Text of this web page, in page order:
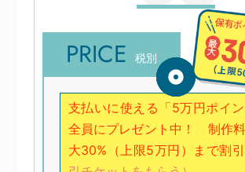
PRICE 税別
支払いに使える「5万円ポイ
全員にプレゼント中！ 制作
大30%（上限5万円）まで割